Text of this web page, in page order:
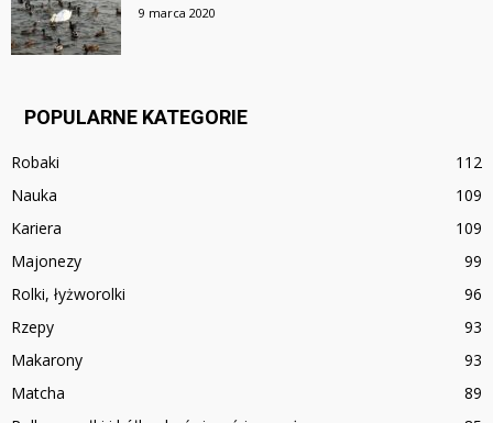
9 marca 2020
POPULARNE KATEGORIE
Robaki
112
Nauka
109
Kariera
109
Majonezy
99
Rolki, łyżworolki
96
Rzepy
93
Makarony
93
Matcha
89